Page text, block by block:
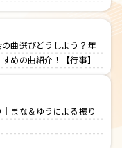
の曲選びどうしよう？年
めの曲紹介！【行事】
まな＆ゆうによる振り